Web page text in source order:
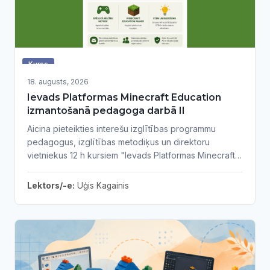
Kurss
18. augusts, 2026
Ievads Platformas Minecraft Education
izmantošanā pedagoga darbā II
Aicina pieteikties interešu izglītības programmu
pedagogus, izglītības metodiķus un direktoru
vietniekus 12 h kursiem "Ievads Platformas Minecraft
Lektors/-e: Uģis Kagainis